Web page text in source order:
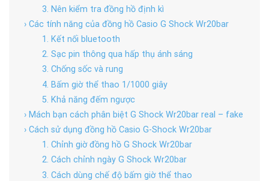
3. Nên kiểm tra đồng hồ định kì
› Các tính năng của đồng hồ Casio G Shock Wr20bar
1. Kết nối bluetooth
2. Sạc pin thông qua hấp thụ ánh sáng
3. Chống sốc và rung
4. Bấm giờ thể thao 1/1000 giây
5. Khả năng đếm ngược
› Mách bạn cách phân biệt G Shock Wr20bar real – fake
› Cách sử dụng đồng hồ Casio G-Shock Wr20bar
1. Chỉnh giờ đồng hồ G Shock Wr20bar
2. Cách chỉnh ngày G Shock Wr20bar
3. Cách dùng chế độ bấm giờ thể thao